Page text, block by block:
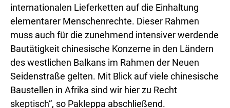
internationalen Lieferketten auf die Einhaltung
elementarer Menschenrechte. Dieser Rahmen
muss auch für die zunehmend intensiver werdende
Bautätigkeit chinesische Konzerne in den Ländern
des westlichen Balkans im Rahmen der Neuen
Seidenstraße gelten. Mit Blick auf viele chinesische
Baustellen in Afrika sind wir hier zu Recht
skeptisch“, so Pakleppa abschließend.